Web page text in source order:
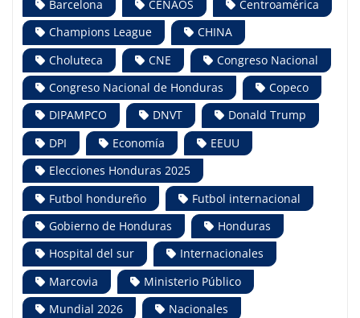
Barcelona
CENAOS
Centroamérica
Champions League
CHINA
Choluteca
CNE
Congreso Nacional
Congreso Nacional de Honduras
Copeco
DIPAMPCO
DNVT
Donald Trump
DPI
Economía
EEUU
Elecciones Honduras 2025
Futbol hondureño
Futbol internacional
Gobierno de Honduras
Honduras
Hospital del sur
Internacionales
Marcovia
Ministerio Público
Mundial 2026
Nacionales